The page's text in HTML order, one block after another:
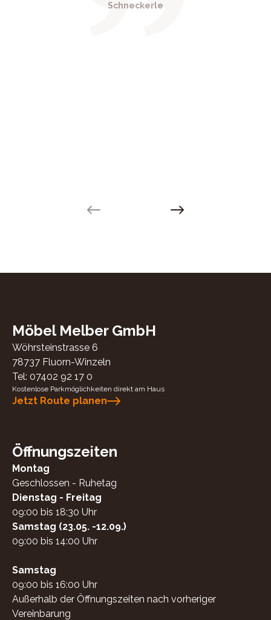
Schneckerle
Next slide
Möbel Melber GmbH
Wöhrsteinstrasse 6
78737 Fluorn-Winzeln
Tel: 07402 92 17 0
Kostenlose Parkmöglichkeiten direkt am Haus
Jetzt Route planen
Öffnungszeiten
Montag
Geschlossen - Ruhetag
Dienstag - Freitag
09:00 bis 18:30 Uhr
Samstag (23.05. -12.09.)
09:00 bis 14:00 Uhr
Samstag
09:00 bis 16:00 Uhr
Außerhalb der Öffnungszeiten nach vorheriger
Vereinbarung